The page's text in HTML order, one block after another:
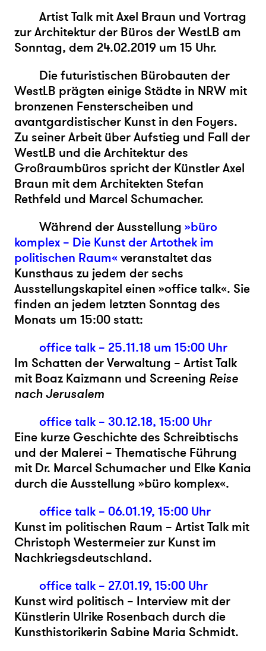
Artist Talk mit Axel Braun und Vortrag
zur Architektur der Büros der WestLB am
Sonntag, dem 24.02.2019 um 15 Uhr.
Die futuristischen Bürobauten der
WestLB prägten einige Städte in NRW mit
bronzenen Fensterscheiben und
avantgardistischer Kunst in den Foyers.
Zu seiner Arbeit über Aufstieg und Fall der
WestLB und die Architektur des
Großraumbüros spricht der Künstler Axel
Braun mit dem Architekten Stefan
Rethfeld und Marcel Schumacher.
Während der Ausstellung »büro
komplex – Die Kunst der Artothek im
politischen Raum« veranstaltet das
Kunsthaus zu jedem der sechs
Ausstellungskapitel einen »office talk«. Sie
finden an jedem letzten Sonntag des
Monats um 15:00 statt:
office talk – 25.11.18 um 15:00 Uhr
Im Schatten der Verwaltung – Artist Talk
mit Boaz Kaizmann und Screening Reise
nach Jerusalem
office talk – 30.12.18, 15:00 Uhr
Eine kurze Geschichte des Schreibtischs
und der Malerei – Thematische Führung
mit Dr. Marcel Schumacher und Elke Kania
durch die Ausstellung »büro komplex«.
office talk – 06.01.19, 15:00 Uhr
Kunst im politischen Raum – Artist Talk mit
Christoph Westermeier zur Kunst im
Nachkriegsdeutschland.
office talk – 27.01.19, 15:00 Uhr
Kunst wird politisch – Interview mit der
Künstlerin Ulrike Rosenbach durch die
Kunsthistorikerin Sabine Maria Schmidt.